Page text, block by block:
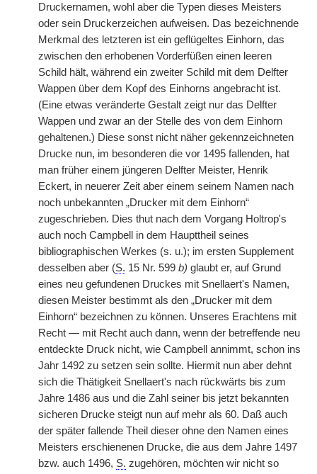
Druckernamen, wohl aber die Typen dieses Meisters
oder sein Druckerzeichen aufweisen. Das bezeichnende
Merkmal des letzteren ist ein geflügeltes Einhorn, das
zwischen den erhobenen Vorderfüßen einen leeren
Schild hält, während ein zweiter Schild mit dem Delfter
Wappen über dem Kopf des Einhorns angebracht ist.
(Eine etwas veränderte Gestalt zeigt nur das Delfter
Wappen und zwar an der Stelle des von dem Einhorn
gehaltenen.) Diese sonst nicht näher gekennzeichneten
Drucke nun, im besonderen die vor 1495 fallenden, hat
man früher einem jüngeren Delfter Meister, Henrik
Eckert, in neuerer Zeit aber einem seinem Namen nach
noch unbekannten „Drucker mit dem Einhorn“
zugeschrieben. Dies thut nach dem Vorgang Holtrop's
auch noch Campbell in dem Haupttheil seines
bibliographischen Werkes (s. u.); im ersten Supplement
desselben aber (S. 15 Nr. 599 b) glaubt er, auf Grund
eines neu gefundenen Druckes mit Snellaert's Namen,
diesen Meister bestimmt als den „Drucker mit dem
Einhorn“ bezeichnen zu können. Unseres Erachtens mit
Recht — mit Recht auch dann, wenn der betreffende neu
entdeckte Druck nicht, wie Campbell annimmt, schon ins
Jahr 1492 zu setzen sein sollte. Hiermit nun aber dehnt
sich die Thätigkeit Snellaert's nach rückwärts bis zum
Jahre 1486 aus und die Zahl seiner bis jetzt bekannten
sicheren Drucke steigt nun auf mehr als 60. Daß auch
der später fallende Theil dieser ohne den Namen eines
Meisters erschienenen Drucke, die aus dem Jahre 1497
bzw. auch 1496, S. zugehören, möchten wir nicht so